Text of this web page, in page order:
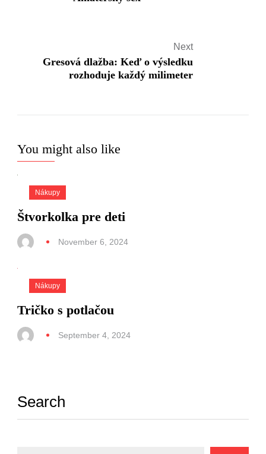
Next
Gresová dlažba: Keď o výsledku
rozhoduje každý milimeter
You might also like
Nákupy
Štvorkolka pre deti
November 6, 2024
Nákupy
Tričko s potlačou
September 4, 2024
Search